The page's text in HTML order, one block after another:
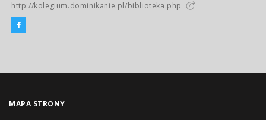
http://kolegium.dominikanie.pl/biblioteka.php
MAPA STRONY